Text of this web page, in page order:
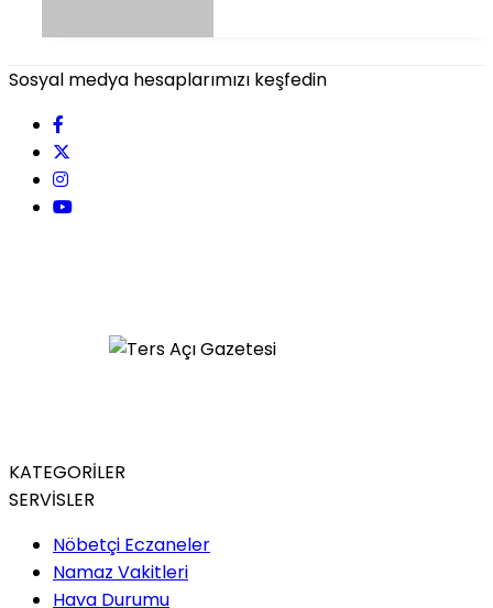
Sosyal medya hesaplarımızı keşfedin
KATEGORİLER
SERVİSLER
Nöbetçi Eczaneler
Namaz Vakitleri
Hava Durumu